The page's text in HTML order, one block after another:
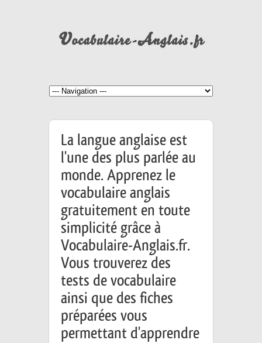
La langue anglaise est
l'une des plus parlée au
monde. Apprenez le
vocabulaire anglais
gratuitement en toute
simplicité grâce à
Vocabulaire-Anglais.fr.
Vous trouverez des
tests de vocabulaire
ainsi que des fiches
préparées vous
permettant d'apprendre